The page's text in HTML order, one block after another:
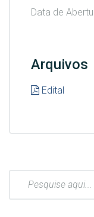
Data de
Arquivos
Edital